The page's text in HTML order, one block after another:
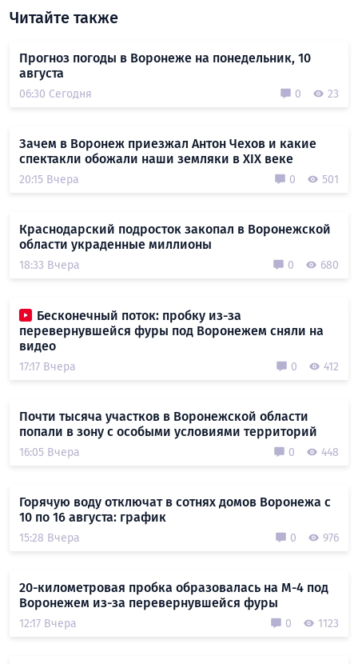
Читайте также
Прогноз погоды в Воронеже на понедельник, 10
августа
06:30 Сегодня 0 23
Зачем в Воронеж приезжал Антон Чехов и какие
спектакли обожали наши земляки в XIX веке
20:15 Вчера 0 501
Краснодарский подросток закопал в Воронежской
области украденные миллионы
18:33 Вчера 0 680
Бесконечный поток: пробку из-за
перевернувшейся фуры под Воронежем сняли на
видео
17:17 Вчера 0 412
Почти тысяча участков в Воронежской области
попали в зону с особыми условиями территорий
16:05 Вчера 0 448
Горячую воду отключат в сотнях домов Воронежа с
10 по 16 августа: график
15:28 Вчера 0 976
20-километровая пробка образовалась на М-4 под
Воронежем из-за перевернувшейся фуры
12:17 Вчера 0 1123